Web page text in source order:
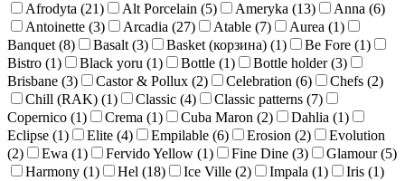
Afrodyta (21) Alt Porcelain (5) Ameryka (13) Anna (6)
Antoinette (3) Arcadia (27) Atable (7) Aurea (1)
Banquet (8) Basalt (3) Basket (корзина) (1) Be Fore (1)
Bistro (1) Black yoru (1) Bottle (1) Bottle holder (3)
Brisbane (3) Castor & Рollux (2) Celebration (6) Chefs (2)
Chill (RAK) (1) Classic (4) Classic patterns (7)
Copernico (1) Crema (1) Cuba Maron (2) Dahlia (1)
Eclipse (1) Elite (4) Empilable (6) Erosion (2)
Evolution
(2) Ewa (1) Fervido Yellow (1) Fine Dine (3) Glamour (5)
Harmony (1) Hel (18) Ice Ville (2) Impala (1) Iris (1)